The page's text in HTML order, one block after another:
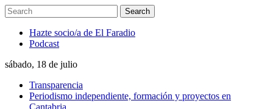
Hazte socio/a de El Faradio
Podcast
sábado, 18 de julio
Transparencia
Periodismo independiente, formación y proyectos en
Cantabria